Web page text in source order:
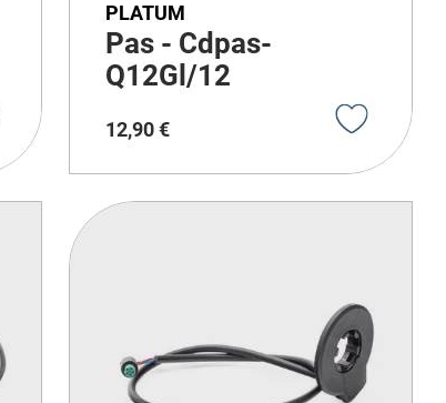
PLATUM
Pas - Cdpas-
Q12Gl/12
12,90 €